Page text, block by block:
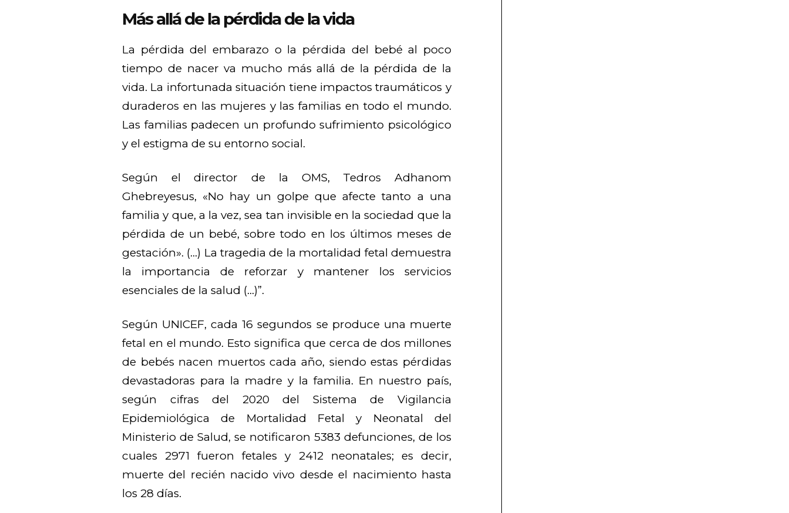
Más allá de la pérdida de la vida
La pérdida del embarazo o la pérdida del bebé al poco
tiempo de nacer va mucho más allá de la pérdida de la
vida. La infortunada situación tiene impactos traumáticos y
duraderos en las mujeres y las familias en todo el mundo.
Las familias padecen un profundo sufrimiento psicológico
y el estigma de su entorno social.
Según el director de la OMS, Tedros Adhanom
Ghebreyesus, «No hay un golpe que afecte tanto a una
familia y que, a la vez, sea tan invisible en la sociedad que la
pérdida de un bebé, sobre todo en los últimos meses de
gestación». (…) La tragedia de la mortalidad fetal demuestra
la importancia de reforzar y mantener los servicios
esenciales de la salud (…)”.
Según UNICEF, cada 16 segundos se produce una muerte
fetal en el mundo. Esto significa que cerca de dos millones
de bebés nacen muertos cada año, siendo estas pérdidas
devastadoras para la madre y la familia. En nuestro país,
según cifras del 2020 del Sistema de Vigilancia
Epidemiológica de Mortalidad Fetal y Neonatal del
Ministerio de Salud, se notificaron 5383 defunciones, de los
cuales 2971 fueron fetales y 2412 neonatales; es decir,
muerte del recién nacido vivo desde el nacimiento hasta
los 28 días.